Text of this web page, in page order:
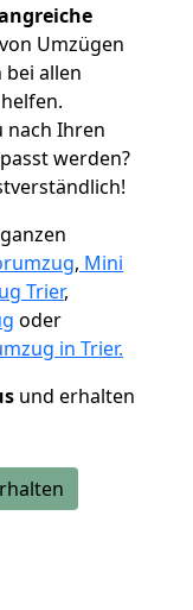
Umzügen
bei allen
nach Ihren
werden?
, Mini
Trier,
oder
in Trier.
und erhalten